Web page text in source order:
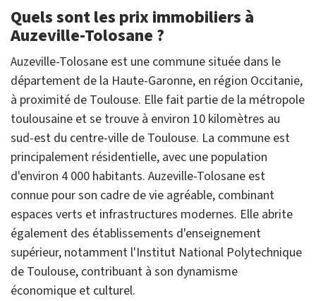
Quels sont les prix immobiliers à
Auzeville-Tolosane ?
Auzeville-Tolosane est une commune située dans le
département de la Haute-Garonne, en région Occitanie,
à proximité de Toulouse. Elle fait partie de la métropole
toulousaine et se trouve à environ 10 kilomètres au
sud-est du centre-ville de Toulouse. La commune est
principalement résidentielle, avec une population
d'environ 4 000 habitants. Auzeville-Tolosane est
connue pour son cadre de vie agréable, combinant
espaces verts et infrastructures modernes. Elle abrite
également des établissements d'enseignement
supérieur, notamment l'Institut National Polytechnique
de Toulouse, contribuant à son dynamisme
économique et culturel.